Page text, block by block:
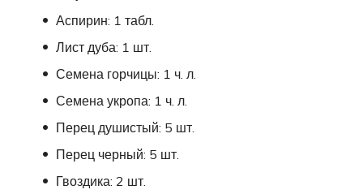
Аспирин: 1 табл.
Лист дуба: 1 шт.
Семена горчицы: 1 ч. л.
Семена укропа: 1 ч. л.
Перец душистый: 5 шт.
Перец черный: 5 шт.
Гвоздика: 2 шт.